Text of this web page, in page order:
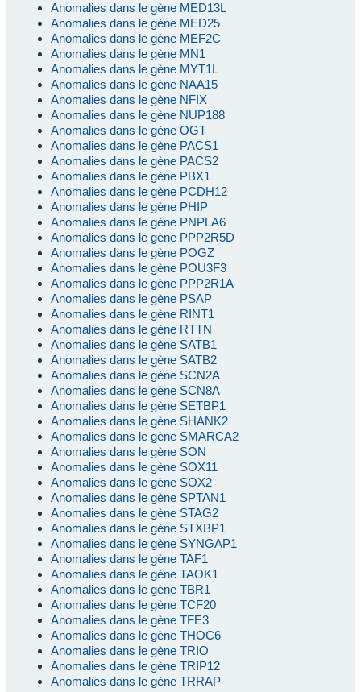
Anomalies dans le gène MED13L
Anomalies dans le gène MED25
Anomalies dans le gène MEF2C
Anomalies dans le gène MN1
Anomalies dans le gène MYT1L
Anomalies dans le gène NAA15
Anomalies dans le gène NFIX
Anomalies dans le gène NUP188
Anomalies dans le gène OGT
Anomalies dans le gène PACS1
Anomalies dans le gène PACS2
Anomalies dans le gène PBX1
Anomalies dans le gène PCDH12
Anomalies dans le gène PHIP
Anomalies dans le gène PNPLA6
Anomalies dans le gène PPP2R5D
Anomalies dans le gène POGZ
Anomalies dans le gène POU3F3
Anomalies dans le gène PPP2R1A
Anomalies dans le gène PSAP
Anomalies dans le gène RINT1
Anomalies dans le gène RTTN
Anomalies dans le gène SATB1
Anomalies dans le gène SATB2
Anomalies dans le gène SCN2A
Anomalies dans le gène SCN8A
Anomalies dans le gène SETBP1
Anomalies dans le gène SHANK2
Anomalies dans le gène SMARCA2
Anomalies dans le gène SON
Anomalies dans le gène SOX11
Anomalies dans le gène SOX2
Anomalies dans le gène SPTAN1
Anomalies dans le gène STAG2
Anomalies dans le gène STXBP1
Anomalies dans le gène SYNGAP1
Anomalies dans le gène TAF1
Anomalies dans le gène TAOK1
Anomalies dans le gène TBR1
Anomalies dans le gène TCF20
Anomalies dans le gène TFE3
Anomalies dans le gène THOC6
Anomalies dans le gène TRIO
Anomalies dans le gène TRIP12
Anomalies dans le gène TRRAP